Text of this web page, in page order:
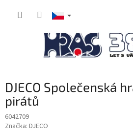
DJECO Společenská
pirátů
6042709
Značka: DJECO